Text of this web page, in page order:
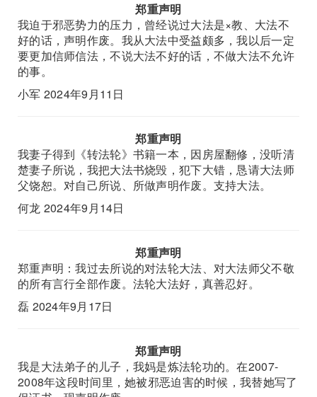
郑重声明
我迫于邪恶势力的压力，曾经说过大法是×教、大法不
好的话，声明作废。我从大法中受益颇多，我以后一定
要更加信师信法，不说大法不好的话，不做大法不允许
的事。
小军 2024年9月11日
郑重声明
我妻子得到《转法轮》书籍一本，因房屋翻修，没听清
楚妻子所说，我把大法书烧毁，犯下大错，恳请大法师
父饶恕。对自己所说、所做声明作废。支持大法。
何龙 2024年9月14日
郑重声明
郑重声明：我过去所说的对法轮大法、对大法师父不敬
的所有言行全部作废。法轮大法好，真善忍好。
磊 2024年9月17日
郑重声明
我是大法弟子的儿子，我妈是炼法轮功的。在2007-
2008年这段时间里，她被邪恶迫害的时候，我替她写了